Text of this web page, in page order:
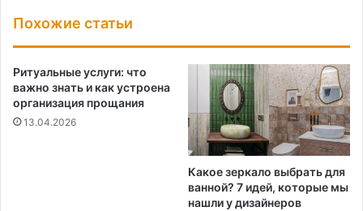
Похожие статьи
Ритуальные услуги: что
важно знать и как устроена
организация прощания
13.04.2026
Какое зеркало выбрать для
ванной? 7 идей, которые мы
нашли у дизайнеров